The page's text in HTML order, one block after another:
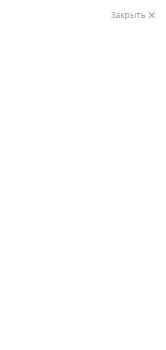
Заказать звонок
новым кoмплeктом
в регионы
Закрыть